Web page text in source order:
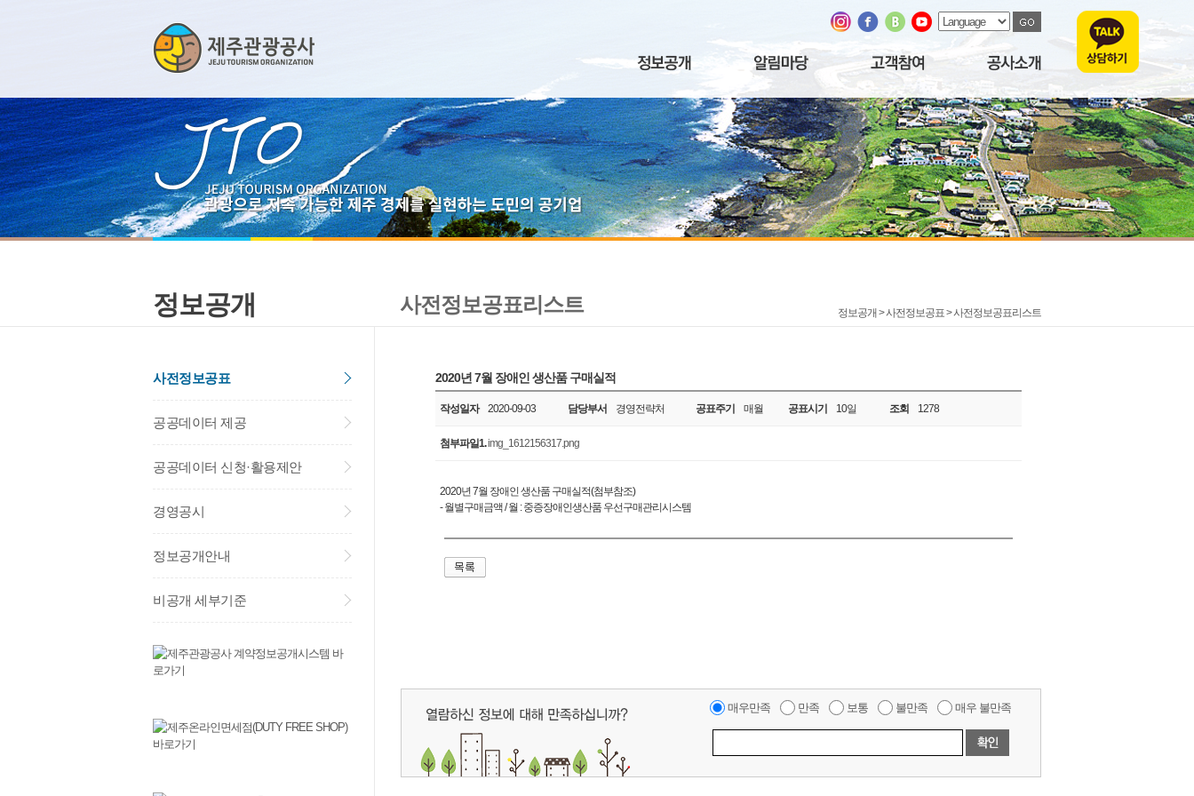
정보공개
사전정보공표
공공데이터 제공
공공데이터 신청·활용제안
경영공시
정보공개안내
비공개 세부기준
정보공개 > 사전정보공표 >사전정보공표리스트
사전정보공표리스트
2020년 7월 장애인 생산품 구매실적
작성일자 2020-09-03 담당부서 경영전략처 공표주기 매월 공표시기 10일 조회 1278
첨부파일1.img_1612156317.png
2020년 7월 장애인 생산품 구매실적(첨부참조)
- 월별구매금액 / 월 : 중증장애인생산품 우선구매관리시스템
매우만족 만족 보통 불만족 매우 불만족